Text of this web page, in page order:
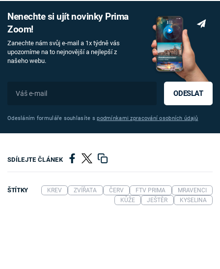
Nenechte si ujít novinky Prima
Zoom!
Zanechte nám svůj e-mail a 1x týdně vás
upozorníme na to nejnovější a nejlepší z
našeho webu.
ODESLAT
Odesláním formuláře souhlasíte spodmínkami zpracování osobních údajů
SDÍLEJTE ČLÁNEK
ŠTÍTKY KREV ZVÍŘATA ČERV FTV PRIMA
MRAVENCI
KŮŽE
JEŠTĚR KYSELINA